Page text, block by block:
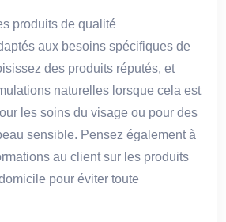
produits de qualité
aux besoins spécifiques de
des produits réputés, et
naturelles lorsque cela est
les soins du visage ou pour des
sensible. Pensez également à
au client sur les produits
pour éviter toute